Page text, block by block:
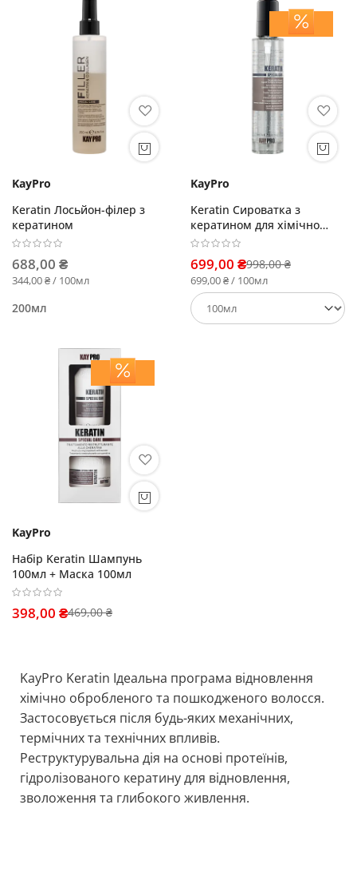
KayPro
Keratin Лосьйон-фiлер з
кератином
688,00 ₴
344,00 ₴ / 100мл
200мл
KayPro
Keratin Сироватка з
кератином для хімічно
пошкодженого волосся
699,00 ₴998,00 ₴
699,00 ₴ / 100мл
KayPro
Набір Keratin Шампунь
100мл + Маска 100мл
398,00 ₴469,00 ₴
KayPro Keratin Ідеальна програма відновлення
хімічно обробленого та пошкодженого волосся.
Застосовується після будь-яких механічних,
термічних та технічних впливів.
Реструктурувальна дія на основі протеїнів,
гідролізованого кератину для відновлення,
зволоження та глибокого живлення.